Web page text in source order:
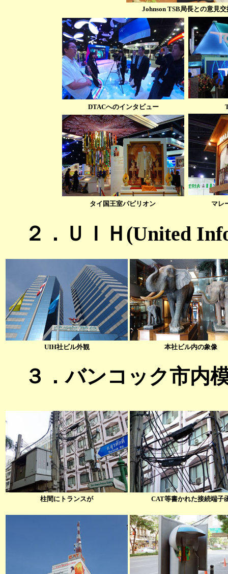
Johnson TSB局長との意見交
DTACへのインタビュー
タイ国王室パビリオン マレ
２．ＵＩＨ(United
UIH社ビル外観 本社ビル内の象像
３．バンコック市内
柱間にトランスが CAT等書かれた接続端子